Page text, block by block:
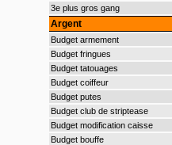
3e plus gros gang
Argent
Budget armement
Budget fringues
Budget tatouages
Budget coiffeur
Budget putes
Budget club de striptease
Budget modification caisse
Budget bouffe